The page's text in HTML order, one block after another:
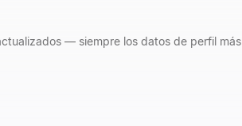
— siempre los datos de perfil más